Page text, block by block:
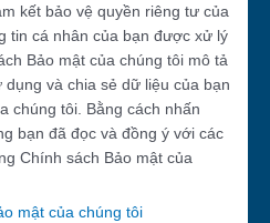
kết bảo vệ quyền riêng tư của
tin cá nhân của bạn được xử lý
Bảo mật của chúng tôi mô tả
và chia sẻ dữ liệu của bạn
chúng tôi. Bằng cách nhấn
bạn đã đọc và đồng ý với các
Chính sách Bảo mật của
mật của chúng tôi